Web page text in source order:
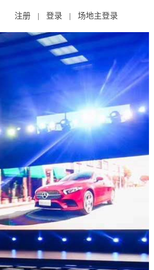
注册 | 登录 | 场地主登录